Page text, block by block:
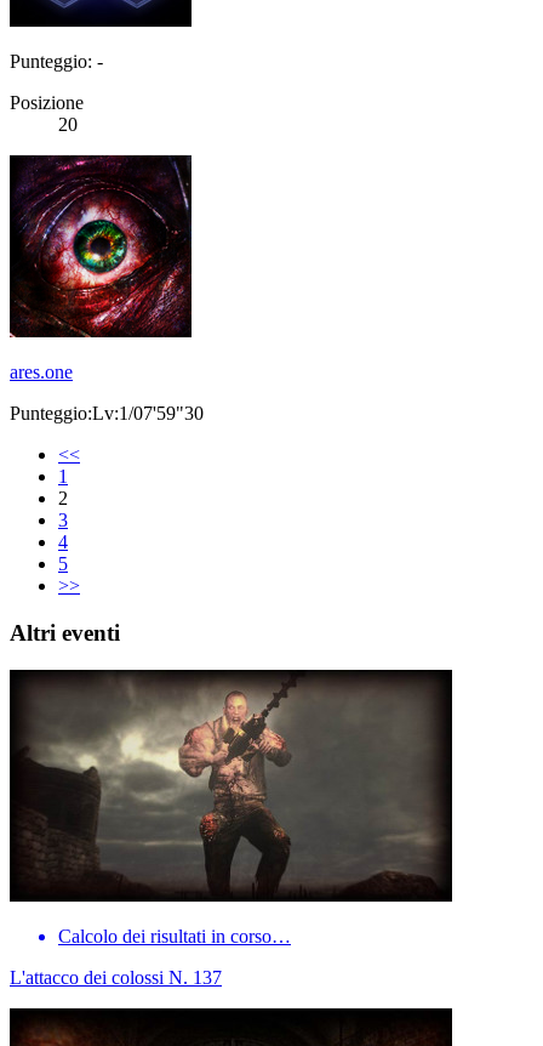
Punteggio: -
Posizione
20
ares.one
Punteggio:Lv:1/07'59"30
<<
1
2
3
4
5
>>
Altri eventi
Calcolo dei risultati in corso…
L'attacco dei colossi N. 137